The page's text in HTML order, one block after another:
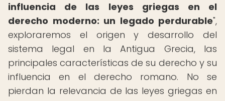
influencia de las leyes griegas en el
derecho moderno: un legado perdurable",
exploraremos el origen y desarrollo del
sistema legal en la Antigua Grecia, las
principales características de su derecho y su
influencia en el derecho romano. No se
pierdan la relevancia de las leyes griegas en